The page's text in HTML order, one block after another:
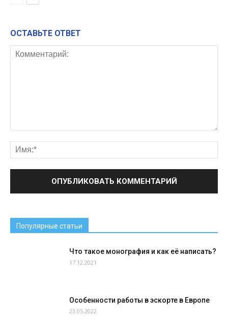
ОСТАВЬТЕ ОТВЕТ
Популярные статьи
Что такое монография и как её написать?
17.12.2021
Особенности работы в эскорте в Европе
23.05.2022